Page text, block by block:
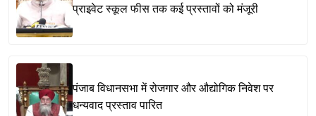
प्राइवेट स्कूल फीस तक कई प्रस्तावों को मंजूरी
पंजाब विधानसभा में रोजगार और औद्योगिक निवेश पर
धन्यवाद प्रस्ताव पारित